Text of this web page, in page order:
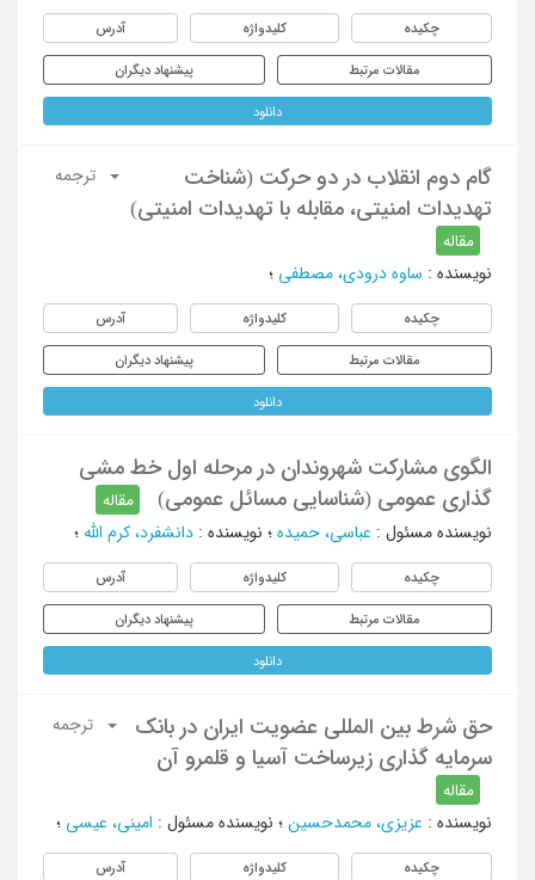
چکیده کلیدواژه آدرس
مقالات مرتبط پیشنهاد دیگران
دانلود
گام دوم انقلاب در دو حرکت (شناخت
تهدیدات امنیتی، مقابله با تهدیدات امنیتی)
مقاله
ترجمه
نویسنده : ساوه درودی، مصطفی ؛
چکیده کلیدواژه آدرس
مقالات مرتبط پیشنهاد دیگران
دانلود
الگوی مشارکت شهروندان در مرحله اول خط مشی
گذاری عمومی (شناسایی مسائل عمومی)
مقاله
نویسنده مسئول : عباسی، حمیده ؛ نویسنده : دانشفرد، کرم الله ؛
چکیده کلیدواژه آدرس
مقالات مرتبط پیشنهاد دیگران
دانلود
حق شرط بین المللی عضویت ایران در بانک
سرمایه گذاری زیرساخت آسیا و قلمرو آن
مقاله
ترجمه
نویسنده : عزیزی، محمدحسین ؛ نویسنده مسئول : امینی، عیسی ؛
چکیده کلیدواژه آدرس